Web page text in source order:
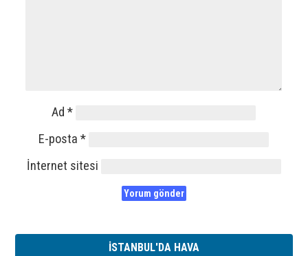
Ad*
E-posta*
İnternet sitesi
İSTANBUL'DA HAVA